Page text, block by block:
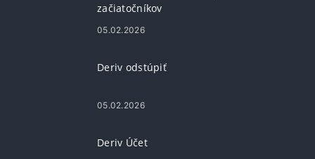
začiatočníkov
05.02.2026
Deriv odstúpiť
05.02.2026
Deriv Účet